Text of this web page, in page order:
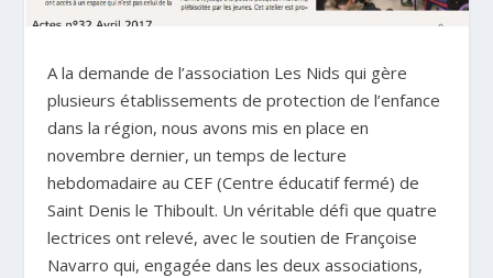
A la demande de l’association Les Nids qui gère
plusieurs établissements de protection de l’enfance
dans la région, nous avons mis en place en
novembre dernier, un temps de lecture
hebdomadaire au CEF (Centre éducatif fermé) de
Saint Denis le Thiboult. Un véritable défi que quatre
lectrices ont relevé, avec le soutien de Françoise
Navarro qui, engagée dans les deux associations,